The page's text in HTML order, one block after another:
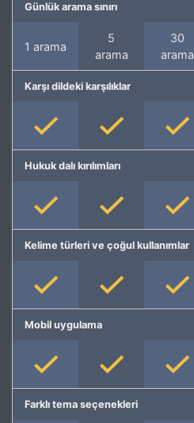
Günlük arama sınırı
1 arama
5
arama
30
arama
Karşı dildeki karşılıklar
Hukuk dalı kırılımları
Kelime türleri ve çoğul kullanımlar
Mobil uygulama
Farklı tema seçenekleri